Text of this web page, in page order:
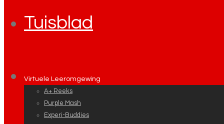
Tuisblad
Virtuele Leeromgewing
A+ Reeks
Purple Mash
Experi-Buddies